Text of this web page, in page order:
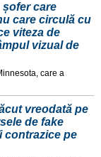
care
care circulă cu
viteza de
vizual de
care a
vreodată pe
de fake
contrazice pe